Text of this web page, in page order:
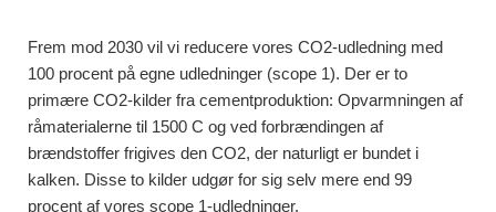
Frem mod 2030 vil vi reducere vores CO2-udledning med
100 procent på egne udledninger (scope 1). Der er to
primære CO2-kilder fra cementproduktion: Opvarmningen af
råmaterialerne til 1500 C og ved forbrændingen af
brændstoffer frigives den CO2, der naturligt er bundet i
kalken. Disse to kilder udgør for sig selv mere end 99
procent af vores scope 1-udledninger.